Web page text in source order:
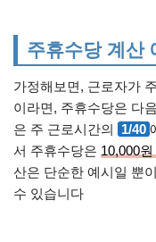
주휴수당 계산
가정해보면, 근로자가
이라면, 주휴수당은 다
은 주 근로시간의
1/40
서 주휴수당은 10,000
산은 단순한 예시일 뿐
수 있습니다